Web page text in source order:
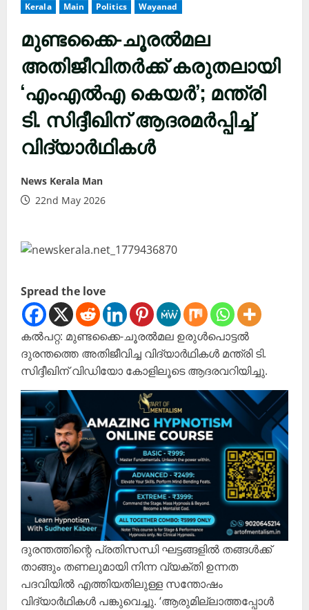
Kerala Main Politics Wayanad
മുണ്ടക്കൈ-ചൂരൽമല
അതിജീവിതർക്ക് കരുതലായി
‘എംഎൽഎ കെയർ’; മന്ത്രി
ടി. സിദ്ദീഖിന് ആദരമർപ്പിച്ച്
വിദ്യാർഥികൾ
News Kerala Man
22nd May 2026
Spread the love
കൽപറ്റ: മുണ്ടക്കൈ-ചൂരൽമല ഉരുൾപൊട്ടൽ
ദുരന്തത്തെ അതിജീവിച്ച വിദ്യാർഥികൾ മന്ത്രി ടി.
സിദ്ദീഖിന് വിഡിയോ കോളിലൂടെ ആദരവറിയിച്ചു.
ദുരന്തത്തിന്റെ പ്രതിസന്ധി ഘട്ടങ്ങളിൽ തങ്ങൾക്ക്
താങ്ങും തണലുമായി നിന്ന വ്യക്തി ഉന്നത
പദവിയിൽ എത്തിയതിലുള്ള സന്തോഷം
വിദ്യാർഥികൾ പങ്കുവെച്ചു. ‘ആരുമില്ലാത്തപ്പോൾ